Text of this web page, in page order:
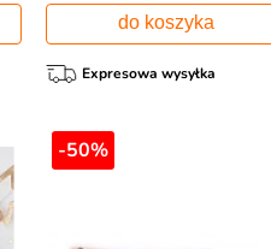
do koszyka
Expresowa wysyłka
-50%